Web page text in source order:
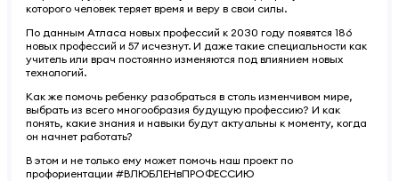
которого человек теряет время и веру в свои силы.
По данным Атласа новых профессий к 2030 году появятся 186
новых профессий и 57 исчезнут. И даже такие специальности как
учитель или врач постоянно изменяются под влиянием новых
технологий.
Как же помочь ребенку разобраться в столь изменчивом мире,
выбрать из всего многообразия будущую профессию? И как
понять, какие знания и навыки будут актуальны к моменту, когда
он начнет работать?
В этом и не только ему может помочь наш проект по
профориентации #ВЛЮБЛЕНвПРОФЕССИЮ